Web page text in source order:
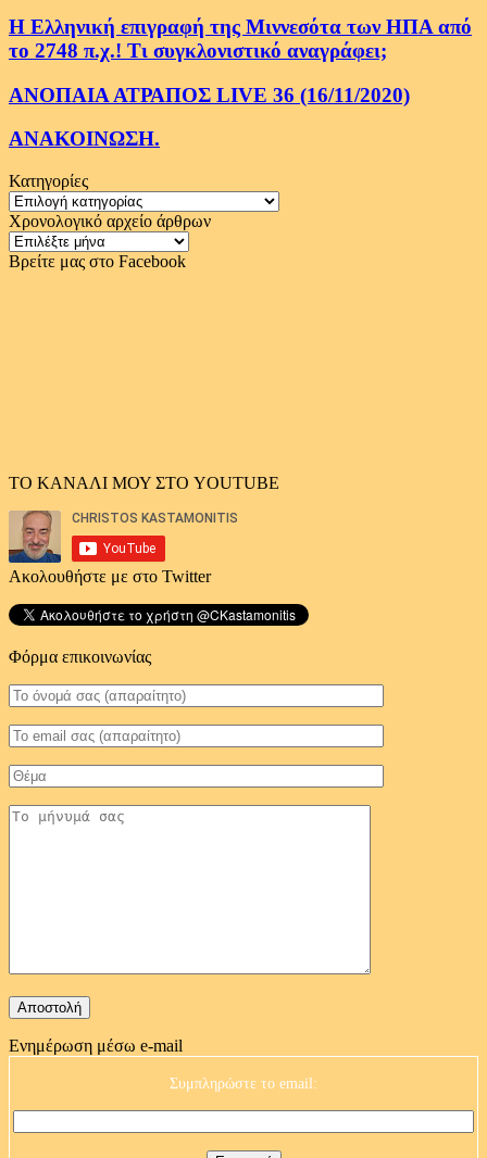
Η Ελληνική επιγραφή της Μιννεσότα των ΗΠΑ από
το 2748 π.χ.! Τι συγκλονιστικό αναγράφει;
ΑΝΟΠΑΙΑ ΑΤΡΑΠΟΣ LIVE 36 (16/11/2020)
ΑΝΑΚΟΙΝΩΣΗ.
Κατηγορίες
Κατηγορίες
Χρονολογικό αρχείο άρθρων
Χρονολογικό
αρχείο
Βρείτε μας στο Facebook
ΤΟ ΚΑΝΑΛΙ ΜΟΥ ΣΤΟ YOUTUBE
Ακολουθήστε με στο Twitter
Φόρμα επικοινωνίας
Ενημέρωση μέσω e-mail
Συμπληρώστε το email: